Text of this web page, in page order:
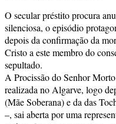
O secular préstito procura
silenciosa, o episódio
depois da confirmação da
Cristo a este membro do
sepultado.
A Procissão do Senhor
realizada no Algarve, logo
(Mãe Soberana) e da das
–, sai aberta por uma